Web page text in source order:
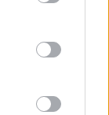
party tags to
below Google